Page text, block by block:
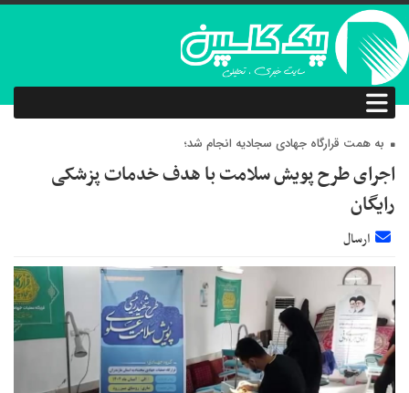
به همت قرارگاه جهادی سجادیه انجام شد؛
اجرای طرح پویش سلامت با هدف خدمات پزشکی
رایگان
ارسال